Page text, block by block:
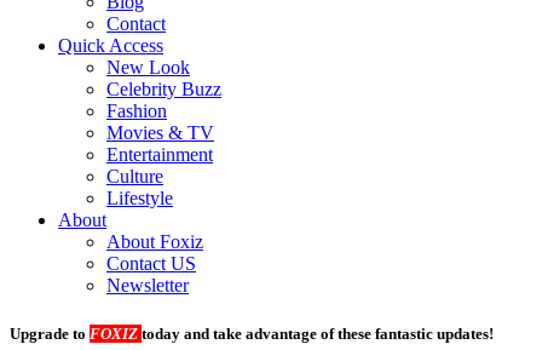
Contact
Quick Access
New Look
Celebrity Buzz
Fashion
Movies & TV
Entertainment
Culture
Lifestyle
About
About Foxiz
Contact US
Newsletter
Upgrade to FOXIZ today and take advantage of these fantastic updates!